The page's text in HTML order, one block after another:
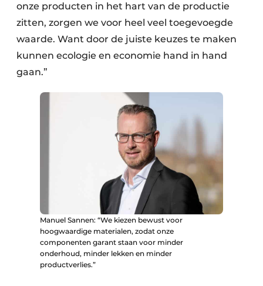
onze producten in het hart van de productie
zitten, zorgen we voor heel veel toegevoegde
waarde. Want door de juiste keuzes te maken
kunnen ecologie en economie hand in hand
gaan.”
Manuel Sannen: “We kiezen bewust voor
hoogwaardige materialen, zodat onze
componenten garant staan voor minder
onderhoud, minder lekken en minder
productverlies.”